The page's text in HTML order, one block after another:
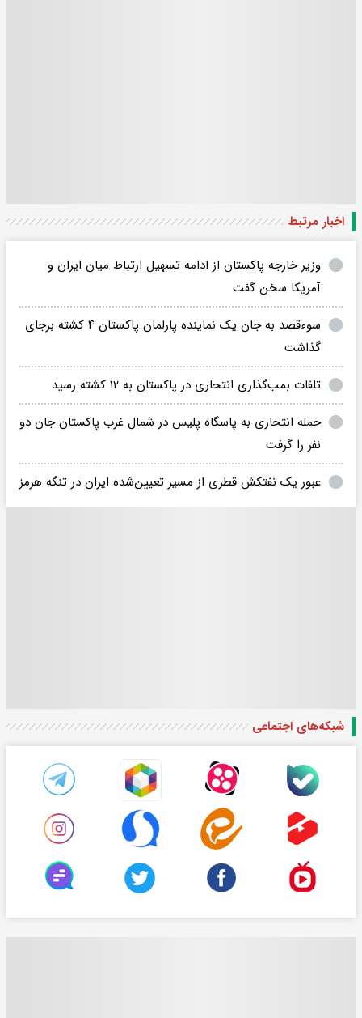
اخبار مرتبط
وزیر خارجه پاکستان از ادامه تسهیل ارتباط میان ایران و
آمریکا سخن‌ گفت
سوءقصد به جان یک‌ نماینده پارلمان پاکستان ۴ کشته برجای
گذاشت
تلفات بمب‌گذاری انتحاری در پاکستان به ۱۲ کشته رسید
حمله انتحاری به پاسگاه پلیس در شمال غرب پاکستان جان دو
نفر را گرفت
عبور یک نفتکش قطری از مسیر تعیین‌شده ایران در تنگه هرمز
شبکه‌های اجتماعی